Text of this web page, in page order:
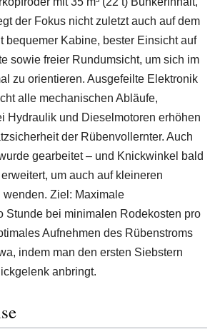
der Fokus nicht zuletzt auch auf dem
bequemer Kabine, bester Einsicht auf
sowie freier Rundumsicht, um sich im
zu orientieren. Ausgefeilte Elektronik
alle mechanischen Abläufe,
Hydraulik und Dieselmotoren erhöhen
der Rübenvollernter. Auch
gearbeitet – und Knickwinkel bald
um auch auf kleineren
wenden. Ziel: Maximale
Stunde bei minimalen Rodekosten pro
Aufnehmen des Rübenstroms
indem man den ersten Siebstern
anbringt.